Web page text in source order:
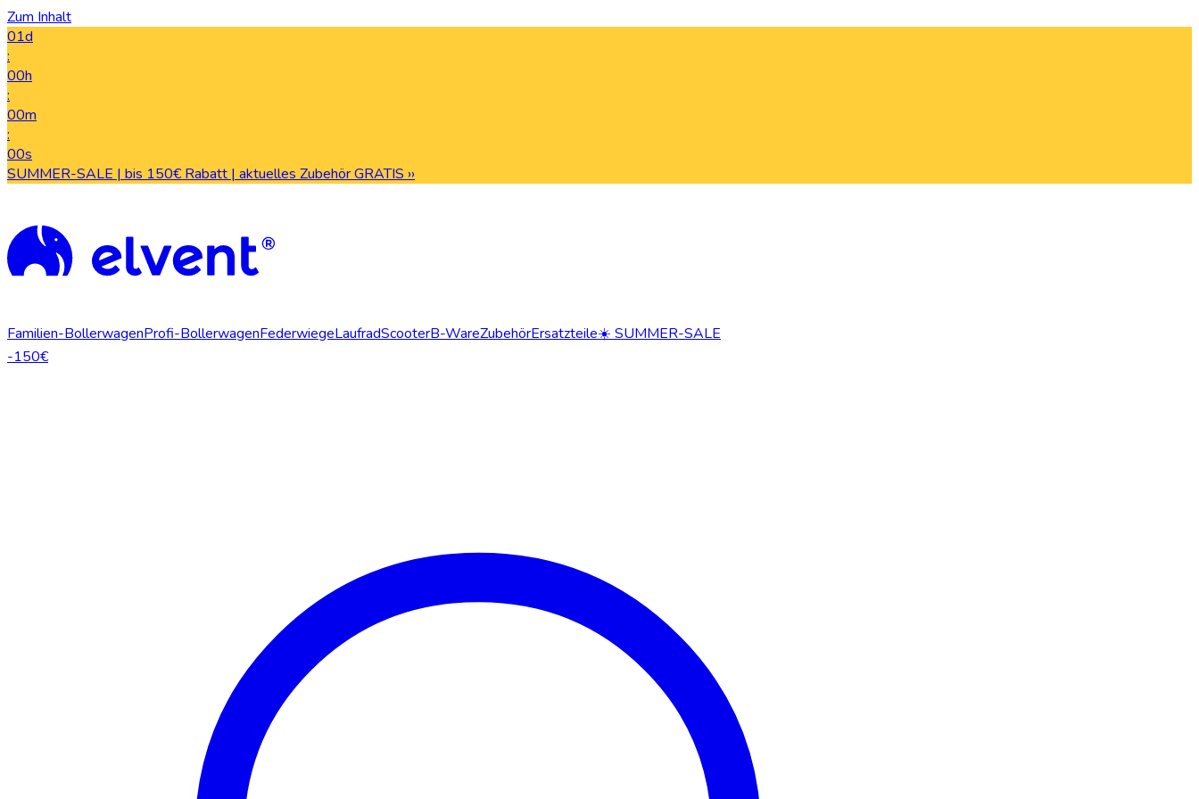
Zum Inhalt
01d
:
00h
:
00m
:
00s
SUMMER-SALE | bis 150€ Rabatt | aktuelles Zubehör GRATIS ››
Familien-BollerwagenProfi-BollerwagenFederwiegeLaufradScooterB-WareZubehörErsatzteile☀️ SUMMER-SALE
-150€